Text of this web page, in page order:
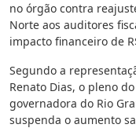
no órgão contra
Norte aos auditores
impacto financeiro de
Segundo a
Renato Dias, o pleno
governadora do Rio
suspenda o aumento